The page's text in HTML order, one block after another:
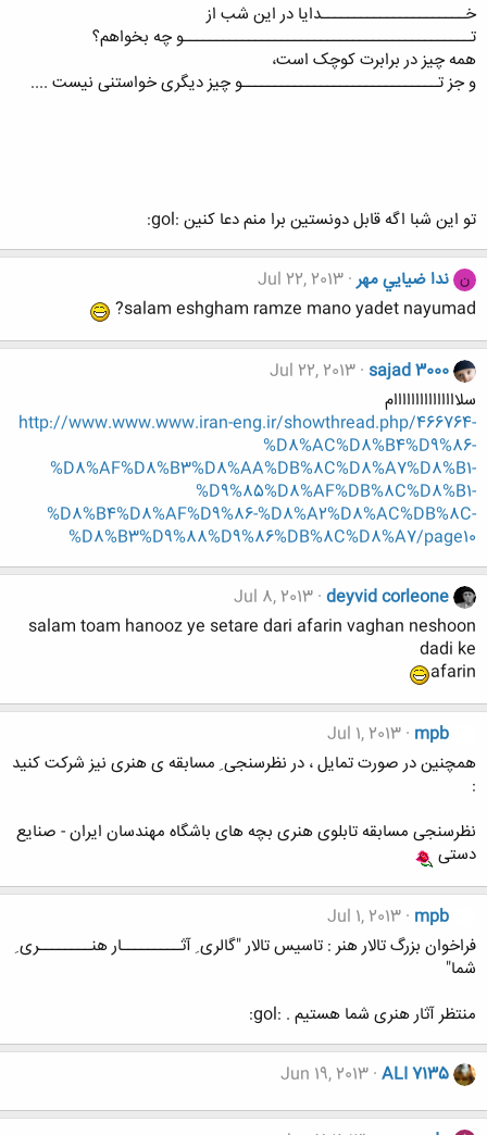
خــــــــــــــــــــــدایا در این شب از
تــــــــــــــــــــــــــــــــــــــــــــو چه بخواهم؟
همه چیز در برابرت کوچک است،
و جز تــــــــــــــــــــــــــــــو چیز دیگری خواستنی نیست ....
تو این شبا اگه قابل دونستین برا منم دعا کنین :gol:
ن ندا ضيايي مهر Jul 22, 2013
salam eshgham ramze mano yadet nayumad?
sajad 3000
Jul 22, 2013
سلااااااااااااااام
http://www.www.www.iran-eng.ir/showthread.php/466764-
%D8%AC%D8%B4%D9%86-
%D8%AF%D8%B3%D8%AA%DB%8C%D8%A7%D8%B1-
%D9%85%D8%AF%DB%8C%D8%B1-
%D8%B4%D8%AF%D9%86-%D8%A2%D8%AC%DB%8C-
%D8%B3%D9%88%D9%86%DB%8C%D8%A7/page10
deyvid corleone
Jul 8, 2013
salam toam hanooz ye setare dari afarin vaghan neshoon
dadi ke
afarin
mpb
Jul 1, 2013
همچنین در صورت تمایل ، در نظرسنجی ِ مسابقه ی هنری نیز شرکت کنید
:
نظرسنجی مسابقه تابلوی هنری بچه های باشگاه مهندسان ایران - صنایع
دستی
mpb
Jul 1, 2013
فراخوان بزرگ تالار هنر : تاسیس تالار "گالری ِ آثـــــــــار هنــــــــری ِ
شما"
منتظر آثار هنری شما هستیم . :gol:
ALI 7135
Jun 19, 2013